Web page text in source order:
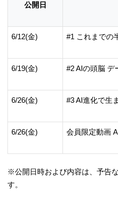
公開日
6/12(金) #1 これまでの
6/19(金) #2 AIの頭脳 デ
6/26(金) #3 AI進化で生
6/26(金) 会員限定動画
※公開日時および内容は、予告
す。